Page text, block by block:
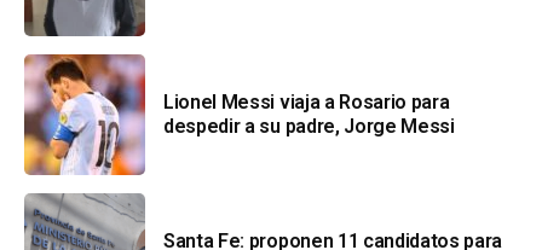
Lionel Messi viaja a Rosario para
despedir a su padre, Jorge Messi
Santa Fe: proponen 11 candidatos para